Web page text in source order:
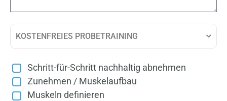
KOSTENFREIES PROBETRAINING
Schritt-für-Schritt nachhaltig abnehmen
Zunehmen / Muskelaufbau
Muskeln definieren